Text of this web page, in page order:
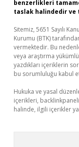
benzerlikleri
taslak halindedir ve
Sitemiz, 5651 Sayılı
Kurumu (BTK)
vermektedir. Bu
veya araştırma
yazdıkları içeriklerin
bu sorumluluğu kabul
Hukuka ve yasal
içerikleri,
halinde, ilgili içerikler